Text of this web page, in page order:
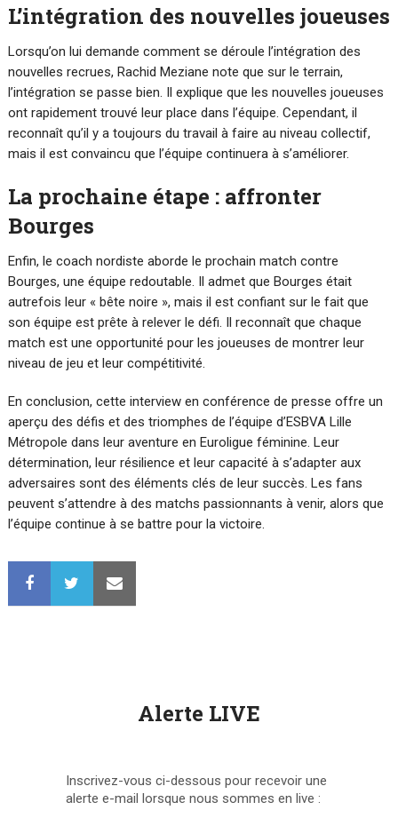
L’intégration des nouvelles joueuses
Lorsqu’on lui demande comment se déroule l’intégration des
nouvelles recrues, Rachid Meziane note que sur le terrain,
l’intégration se passe bien. Il explique que les nouvelles joueuses
ont rapidement trouvé leur place dans l’équipe. Cependant, il
reconnaît qu’il y a toujours du travail à faire au niveau collectif,
mais il est convaincu que l’équipe continuera à s’améliorer.
La prochaine étape : affronter
Bourges
Enfin, le coach nordiste aborde le prochain match contre
Bourges, une équipe redoutable. Il admet que Bourges était
autrefois leur « bête noire », mais il est confiant sur le fait que
son équipe est prête à relever le défi. Il reconnaît que chaque
match est une opportunité pour les joueuses de montrer leur
niveau de jeu et leur compétitivité.
En conclusion, cette interview en conférence de presse offre un
aperçu des défis et des triomphes de l’équipe d’ESBVA Lille
Métropole dans leur aventure en Euroligue féminine. Leur
détermination, leur résilience et leur capacité à s’adapter aux
adversaires sont des éléments clés de leur succès. Les fans
peuvent s’attendre à des matchs passionnants à venir, alors que
l’équipe continue à se battre pour la victoire.
Alerte LIVE
Inscrivez-vous ci-dessous pour recevoir une
alerte e-mail lorsque nous sommes en live :